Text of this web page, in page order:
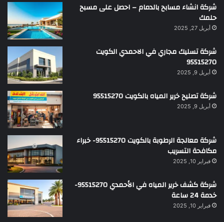
شركة انشاء مسابح بالدمام – احصل على مسبح
حلمك
أبريل 27, 2025
شركة تسليك مجاري في الاحمدي الكويت
95515270
أبريل 9, 2025
شركة تصليح خرير المياه بالكويت 95515270
أبريل 9, 2025
شركة معالجة الرطوبة بالكويت 95515270- خبراء
مكافحة التسريب
فبراير 10, 2025
شركة كشف خرير المياه في الأحمدي 95515270-
خدمة 24 ساعة
فبراير 10, 2025